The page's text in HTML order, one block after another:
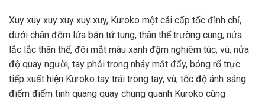
Xuy xuy xuy xuy xuy xuy, Kuroko một cái cấp tốc đình chỉ,
dưới chân đốm lửa bắn tứ tung, thân thể trường cung, nửa
lắc lắc thân thể, đôi mắt màu xanh đậm nghiêm túc, vù, nửa
độ quay người, tay phải trong nháy mắt đẩy, bóng rổ trực
tiếp xuất hiện Kuroko tay trái trong tay, vù, tốc độ ánh sáng
điểm điểm tinh quang quay chung quanh Kuroko cùng